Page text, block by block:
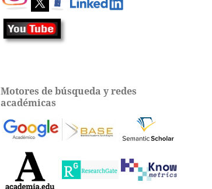
Motores de búsqueda y redes
académicas